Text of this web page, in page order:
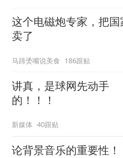
这个电磁炮专家，把国
卖了
马蹄烫嘴说美食 186跟贴
讲真，是球网先动手
的！！！
新媒体 40跟贴
论背景音乐的重要性！